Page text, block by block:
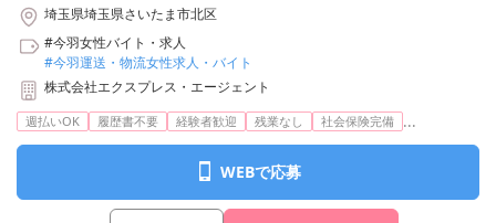
埼玉県埼玉県さいたま市北区
#今羽女性バイト・求人
#今羽運送・物流女性求人・バイト
株式会社エクスプレス・エージェント
週払いOK 履歴書不要 経験者歓迎 残業なし 社会保険完備 ...
WEBで応募